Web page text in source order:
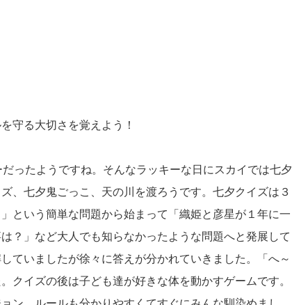
守る大切さを覚えよう！
ったようですね。そんなラッキーな日にスカイでは七夕
、七夕鬼ごっこ、天の川を渡ろうです。七夕クイズは３
という簡単な問題から始まって「織姫と彦星が１年に一
？」など大人でも知らなかったような問題へと発展して
ていましたが徐々に答えが分かれていきました。「へ～
クイズの後は子ども達が好きな体を動かすゲームです。